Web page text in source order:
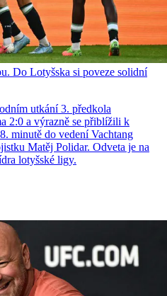
Do Lotyšska si poveze solidní
utkání 3. předkola
2:0 a výrazně se přiblížili k
minutě do vedení Vachtang
Matěj Polidar. Odveta je na
lotyšské ligy.